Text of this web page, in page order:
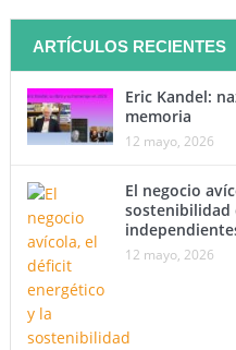
ARTÍCULOS RECIENTES
Eric Kandel:
memoria
12 mayo, 2026
El negocio
sostenibilidad
12 mayo, 2026